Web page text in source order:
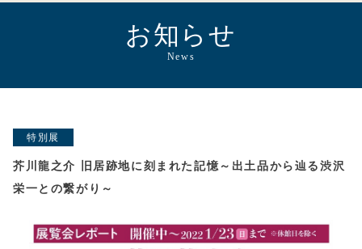
お知らせ
News
特別展
芥川龍之介 旧居跡地に刻まれた記憶～出土品から辿る渋沢
栄一との繋がり～